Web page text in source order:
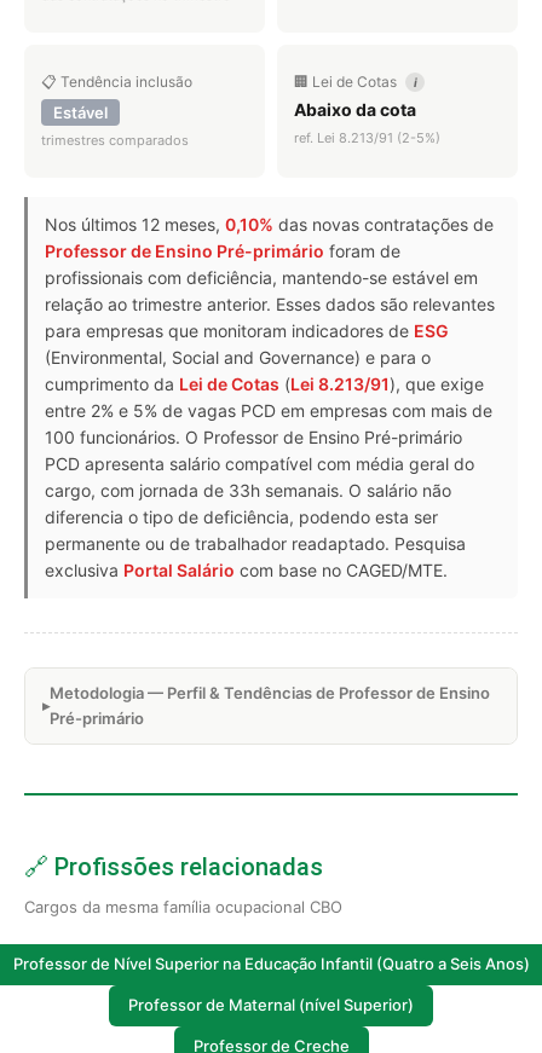
📋 Tendência inclusão
Estável
trimestres comparados
🏢 Lei de Cotas i
Abaixo da cota
ref. Lei 8.213/91 (2-5%)
Nos últimos 12 meses, 0,10% das novas contratações de
Professor de Ensino Pré-primário foram de
profissionais com deficiência, mantendo-se estável em
relação ao trimestre anterior. Esses dados são relevantes
para empresas que monitoram indicadores de ESG
(Environmental, Social and Governance) e para o
cumprimento da Lei de Cotas (Lei 8.213/91), que exige
entre 2% e 5% de vagas PCD em empresas com mais de
100 funcionários. O Professor de Ensino Pré-primário
PCD apresenta salário compatível com média geral do
cargo, com jornada de 33h semanais. O salário não
diferencia o tipo de deficiência, podendo esta ser
permanente ou de trabalhador readaptado. Pesquisa
exclusiva Portal Salário com base no CAGED/MTE.
Metodologia — Perfil & Tendências de Professor de Ensino
Pré-primário
🔗 Profissões relacionadas
Cargos da mesma família ocupacional CBO
Professor de Nível Superior na Educação Infantil (Quatro a Seis Anos)
Professor de Maternal (nível Superior)
Professor de Creche